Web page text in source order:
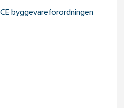
CE byggevareforordningen